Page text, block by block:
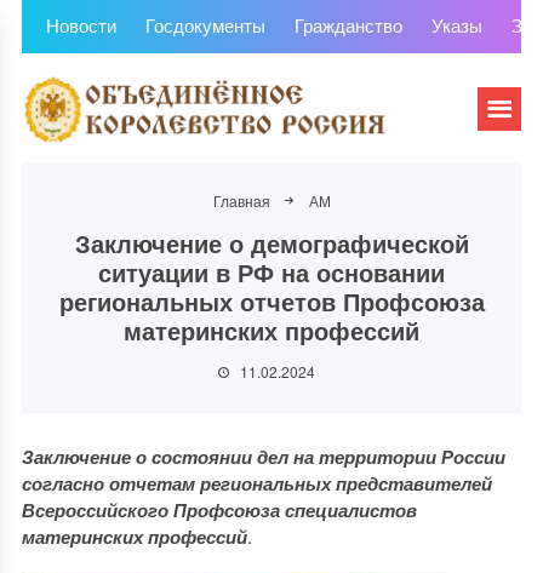
Новости Госдокументы Гражданство Указы
Главная АМ
Заключение о демографической
ситуации в РФ на основании
региональных отчетов Профсоюза
материнских профессий
11.02.2024
Заключение о состоянии дел на территории России
согласно отчетам региональных представителей
Всероссийского Профсоюза специалистов
материнских профессий.